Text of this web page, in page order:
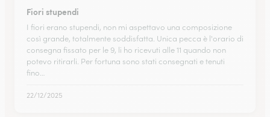
Fiori stupendi
I fiori erano stupendi, non mi aspettavo una composizione
così grande, totalmente soddisfatta. Unica pecca è l'orario di
consegna fissato per le 9, li ho ricevuti alle 11 quando non
potevo ritirarli. Per fortuna sono stati consegnati e tenuti
fino…
22/12/2025